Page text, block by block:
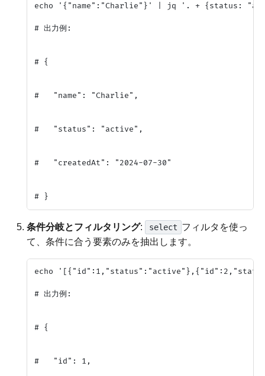
echo '{"name":"Charlie"}' | jq '. + {status:
# 出力例:
# {
#   "name": "Charlie",
#   "status": "active",
#   "createdAt": "2024-07-30"
条件分岐とフィルタリング: select フィルタを使っ
て、条件に合う要素のみを抽出します。
echo
# 出力例:
# {
#   "id": 1,